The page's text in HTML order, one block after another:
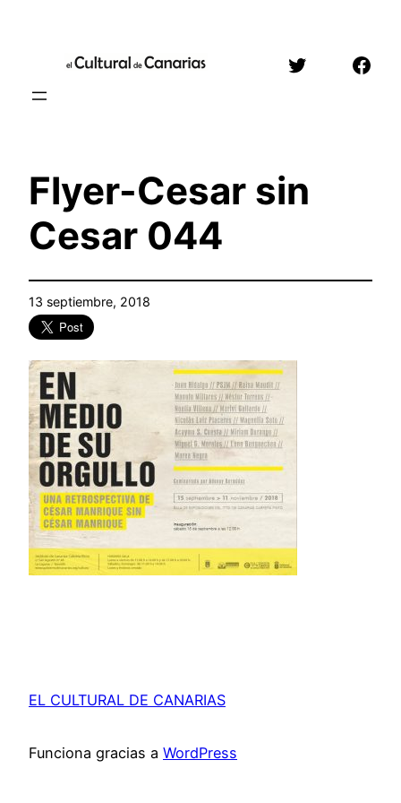
contenido
Twitter
Flyer-Cesar sin
Cesar 044
13 septiembre, 2018
EL CULTURAL DE CANARIAS
Funciona gracias a WordPress